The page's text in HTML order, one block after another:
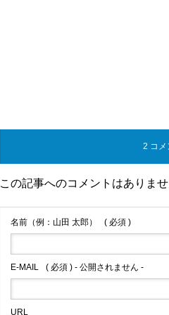
2 コメ
この記事へのコメントはありませ
名前（例：山田 太郎） ( 必須 )
E-MAIL ( 必須 ) - 公開されません -
URL